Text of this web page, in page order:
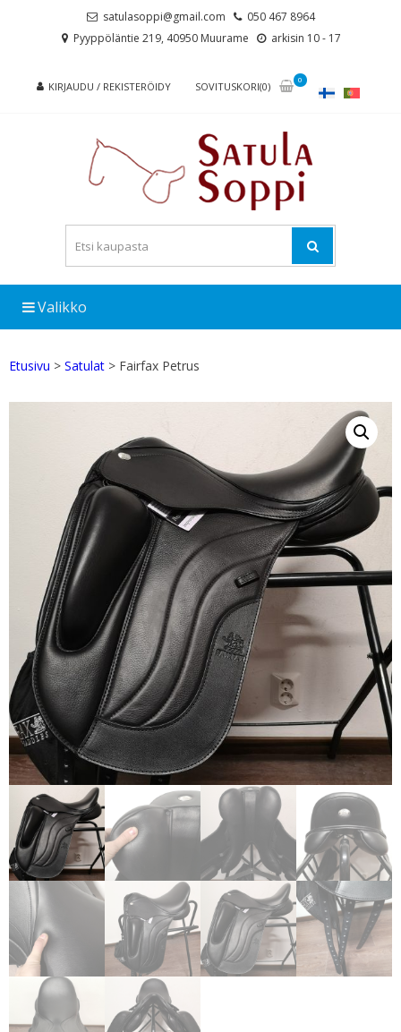
satulasoppi@gmail.com
050 467 8964
Pyyppöläntie 219, 40950 Muurame
arkisin 10 - 17
KIRJAUDU / REKISTERÖIDY SOVITUSKORI(0)
0
Valikko
Etusivu > Satulat > Fairfax Petrus